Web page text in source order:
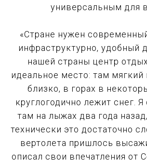
универсальным для
«Стране нужен
инфраструктурно, удобный
нашей страны центр
идеальное место: там мягкий
близко, в горах в
круглогодично лежит снег. Я
там на лыжах два года
технически это достаточно
вертолета пришлось
описал свои впечатления от